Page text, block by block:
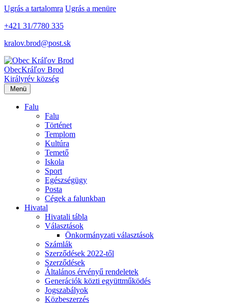
Ugrás a tartalomra Ugrás a menüre
+421 31/7780 335
kralov.brod@post.sk
ObecKráľov Brod
Királyrév község
Menü
Falu
Falu
Történet
Templom
Kultúra
Temető
Iskola
Sport
Egészségügy
Posta
Cégek a falunkban
Hivatal
Hivatali tábla
Választások
Önkormányzati választások
Számlák
Szerződések 2022-től
Szerződések
Általános érvényű rendeletek
Generációk közti együttműködés
Jogszabályok
Közbeszerzés